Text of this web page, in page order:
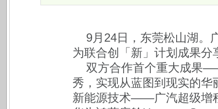
9月24日，东莞松山湖。
为联合创「新」计划成果
双方合作首个重大成果
秀，实现从蓝图到现实的
新能源技术——广汽超级增